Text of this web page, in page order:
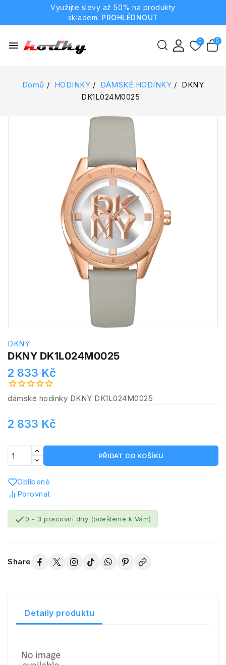
Využijte slevy až 50% na produkty
skladem: PROHLÉDNOUT
menu
Domů HODINKY DÁMSKÉ HODINKY
DKNY
DK1L024M0025
DKNY
DKNY DK1L024M0025
2 833 Kč
dámské hodinky DKNY DK1L024M0025
2 833 Kč
PŘIDAT DO KOŠÍKU
Oblíbené
Porovnat
0 - 3 pracovní dny (odešleme k Vám)
Share
Detaily produktu